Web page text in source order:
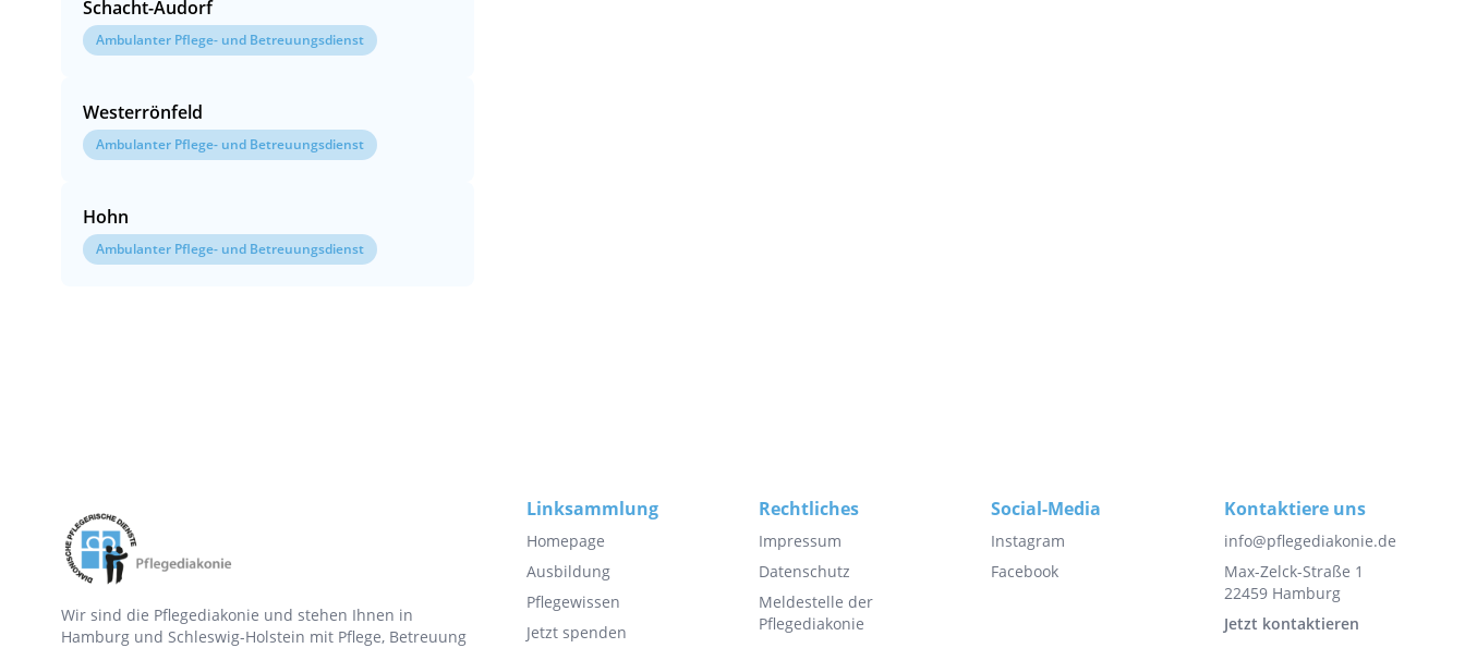
Schacht-Audorf
Ambulanter Pflege- und Betreuungsdienst
Westerrönfeld
Ambulanter Pflege- und Betreuungsdienst
Hohn
Ambulanter Pflege- und Betreuungsdienst
Wir sind die Pflegediakonie und stehen Ihnen in
Hamburg und Schleswig-Holstein mit Pflege, Betreuung
Linksammlung
Homepage
Ausbildung
Pflegewissen
Jetzt spenden
Rechtliches
Impressum
Datenschutz
Meldestelle der
Pflegediakonie
Social-Media
Instagram
Facebook
Kontaktiere uns
info@pflegediakonie.de
Max-Zelck-Straße 1
22459 Hamburg
Jetzt kontaktieren